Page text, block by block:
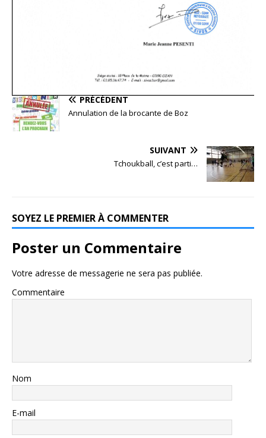
PRÉCÉDENT
Annulation de la brocante de Boz
SUIVANT
Tchoukball, c’est parti…
SOYEZ LE PREMIER À COMMENTER
Poster un Commentaire
Votre adresse de messagerie ne sera pas publiée.
Commentaire
Nom
E-mail